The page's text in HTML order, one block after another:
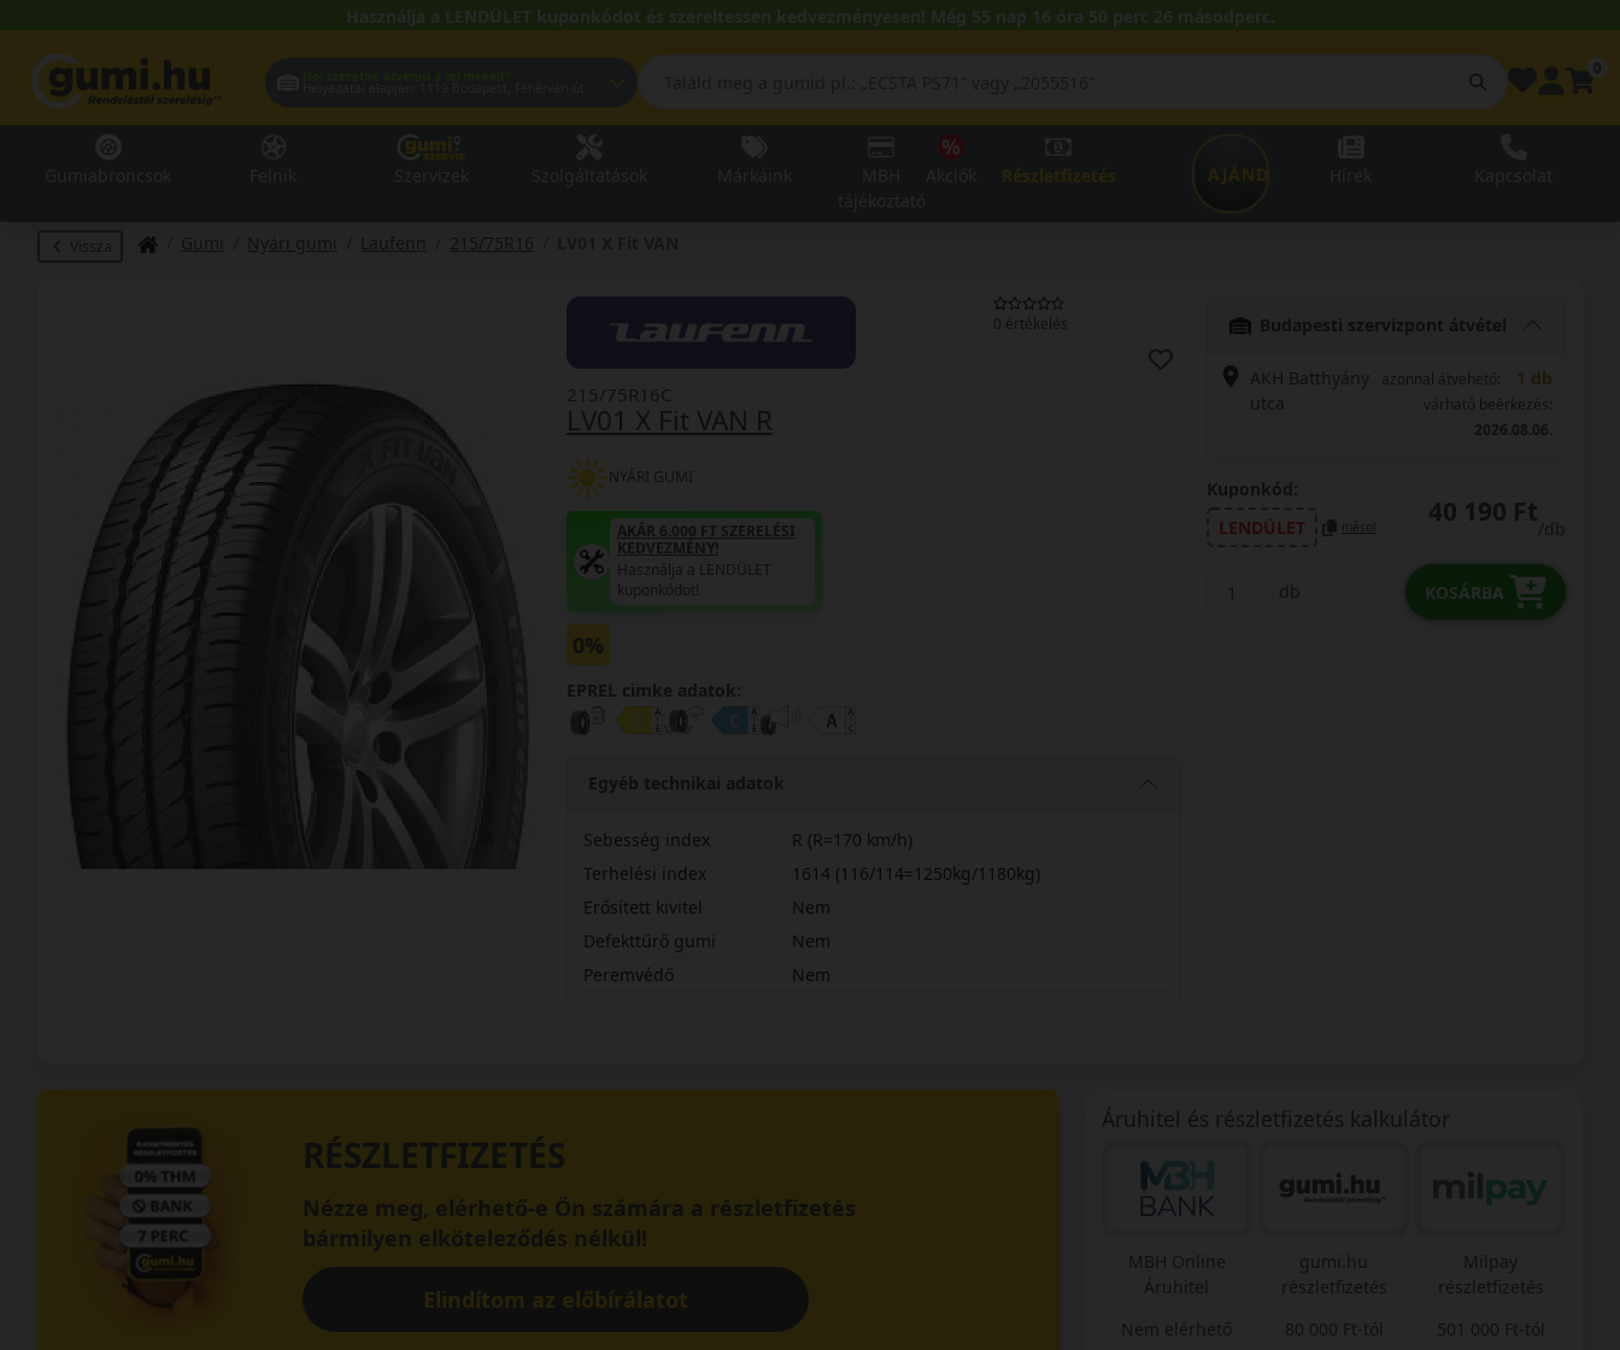
Használja a LENDÜLET kuponkódot és szereltessen kedvezményesen! Még 55 nap 16 óra 50 perc 25 másodperc.
AJÁNDÉKUTALVÁNY
Vissza Gumi Nyári gumi Laufenn 215/75R16
0 értékelés
LV01 X Fit VAN R
215/75R16C
NYÁRI GUMI
AKÁR 6.000 FT SZERELÉSI
KEDVEZMÉNY!
Használja a LENDÜLET
kuponkódot!
0%
EPREL cimke adatok:
Egyéb technikai adatok
Sebesség index
R (R=170 km/h)
Terhelési index
1614 (116/114=1250kg/1180kg)
Erősített kivitel
Nem
Defekttűrő gumi
Nem
Peremvédő
Nem
Budapesti szervizpont átvétel
AKH Batthyány
utca
azonnal átvehető: 1 db
várható beérkezés:
2026.08.06.
Kuponkód:
LENDÜLET
másol 40 190 Ft
/db
db KOSÁRBA
RÉSZLETFIZETÉS
Nézze meg, elérhető-e Ön számára a részletfizetés
bármilyen elköteleződés nélkül!
Elindítom az előbírálatot
Áruhitel és részletfizetés kalkulátor
MBH Online
Áruhitel
Nem elérhető
gumi.hu
részletfizetés
80 000 Ft-tól
Milpay
részletfizetés
501 000 Ft-tól